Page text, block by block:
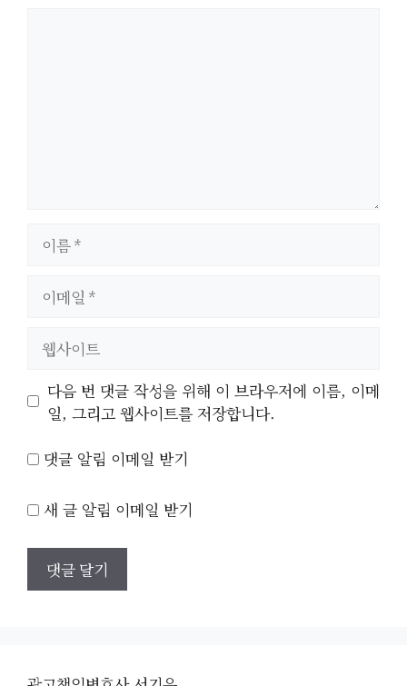
트
다음 번 댓글 작성을 위해 이 브라우저에 이름, 이메
일, 그리고 웹사이트를 저장합니다.
댓글 알림 이메일 받기
새 글 알림 이메일 받기